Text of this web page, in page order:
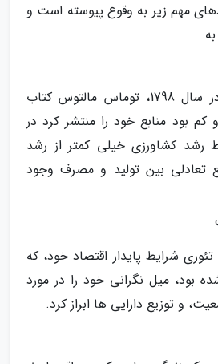
مهم زیر به وقوع پیوسته است و
به نام دور بر گشت در سال 1798، توماس مالتوس کتاب
بود منابع خود را منتشر کرد در
رشد کشاورزی خیلی کمتر از رشد
تعادلی بین تولید و مصرف وجود
شرایط پایدار اقتصاد خود، که
منتشر شده بود، میل نگرانی خود را در مورد
و توزیع دارایی ها ابراز کرد.